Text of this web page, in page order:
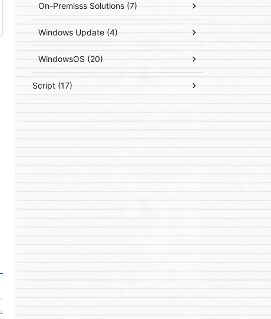
On-Premisss Solutions (7)
Windows Update (4)
WindowsOS (20)
Script (17)